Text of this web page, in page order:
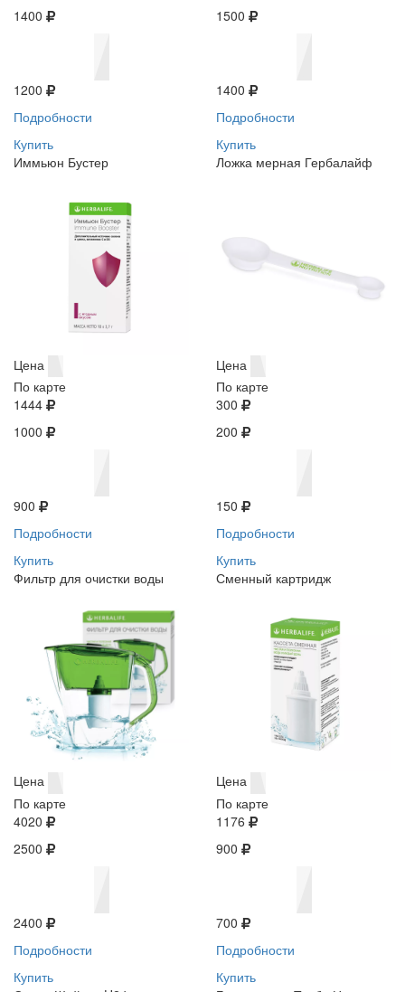
1400
1200
Подробности
Купить
1500
1400
Подробности
Купить
Иммьюн Бустер
Цена
По карте
1444
1000
900
Подробности
Купить
Ложка мерная Гербалайф
Цена
По карте
300
200
150
Подробности
Купить
Фильтр для очистки воды
Цена
По карте
4020
2500
2400
Подробности
Купить
Сменный картридж
Цена
По карте
1176
900
700
Подробности
Купить